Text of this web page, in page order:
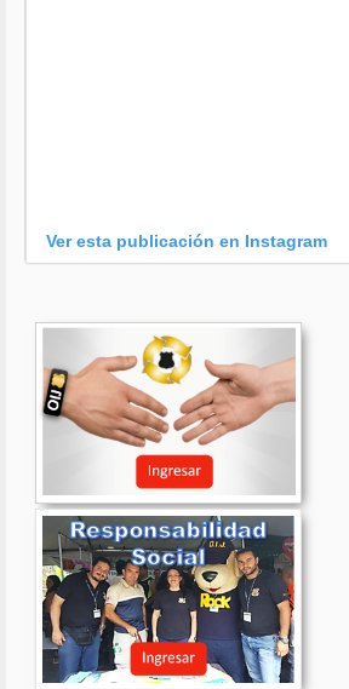
Ver esta publicación en Instagram